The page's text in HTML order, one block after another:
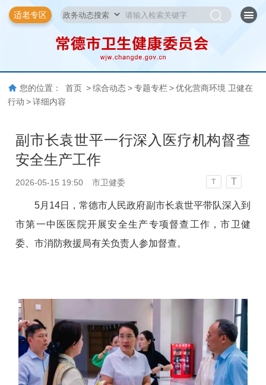
适老专区
您的位置： 首页 > 综合动态 > 专题专栏 > 优化营商环境 卫健在
行动 > 详细内容
副市长袁世平一行深入医疗机构督查
安全生产工作
2026-05-15 19:50 市卫健委 T T
5月14日，常德市人民政府副市长袁世平带队深入到
市第一中医医院开展安全生产专项督查工作，市卫健
委、市消防救援局有关负责人参加督查。